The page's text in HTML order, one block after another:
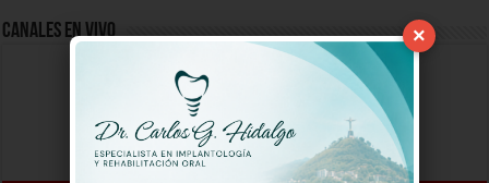
Canales En Vivo ×